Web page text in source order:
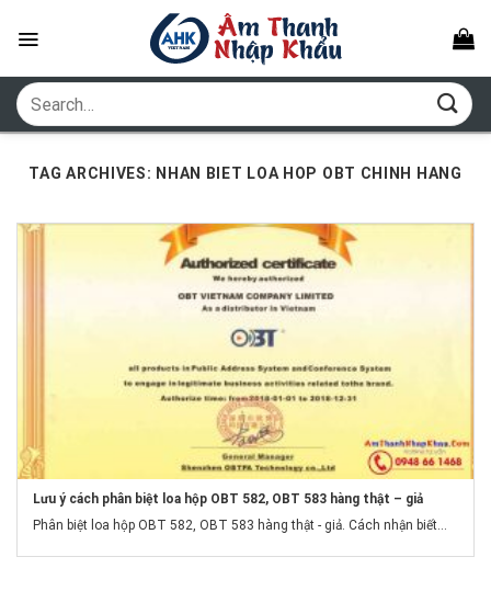
Search
for:
TAG ARCHIVES: NHAN BIET LOA HOP OBT CHINH HANG
Lưu ý cách phân biệt loa hộp OBT 582, OBT 583 hàng thật – giả
Phân biệt loa hộp OBT 582, OBT 583 hàng thật - giả. Cách nhận biết...